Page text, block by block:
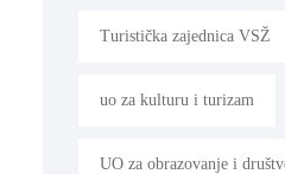
Turistička zajednica VSŽ
uo za kulturu i turizam
UO za obrazovanje i